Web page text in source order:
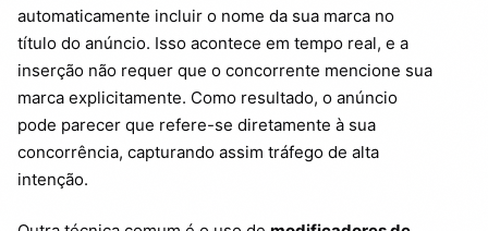
automaticamente incluir o nome da sua marca no
título do anúncio. Isso acontece em tempo real, e a
inserção não requer que o concorrente mencione sua
marca explicitamente. Como resultado, o anúncio
pode parecer que refere-se diretamente à sua
concorrência, capturando assim tráfego de alta
intenção.